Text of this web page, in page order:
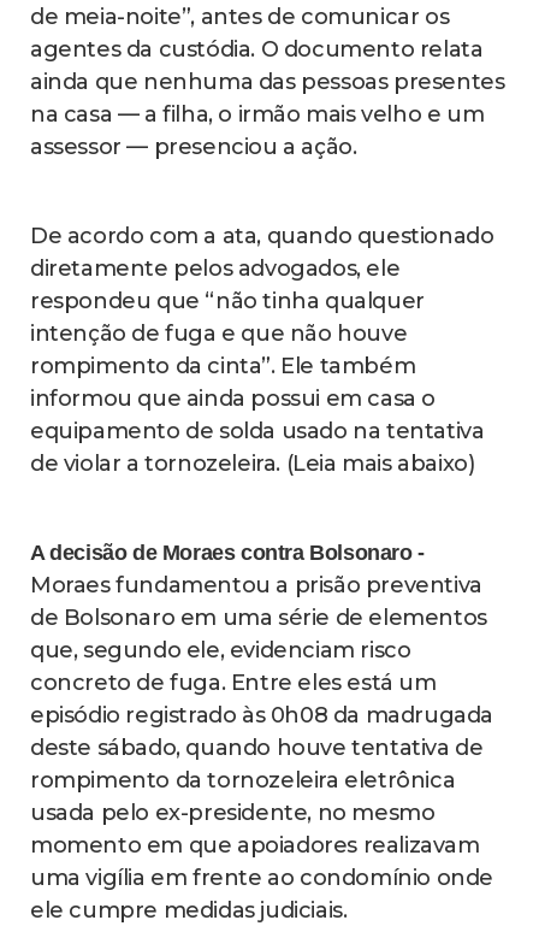
de meia-noite”, antes de comunicar os
agentes da custódia. O documento relata
ainda que nenhuma das pessoas presentes
na casa — a filha, o irmão mais velho e um
assessor — presenciou a ação.
De acordo com a ata, quando questionado
diretamente pelos advogados, ele
respondeu que “não tinha qualquer
intenção de fuga e que não houve
rompimento da cinta”. Ele também
informou que ainda possui em casa o
equipamento de solda usado na tentativa
de violar a tornozeleira. (Leia mais abaixo)
A decisão de Moraes contra Bolsonaro -
Moraes fundamentou a prisão preventiva
de Bolsonaro em uma série de elementos
que, segundo ele, evidenciam risco
concreto de fuga. Entre eles está um
episódio registrado às 0h08 da madrugada
deste sábado, quando houve tentativa de
rompimento da tornozeleira eletrônica
usada pelo ex-presidente, no mesmo
momento em que apoiadores realizavam
uma vigília em frente ao condomínio onde
ele cumpre medidas judiciais.